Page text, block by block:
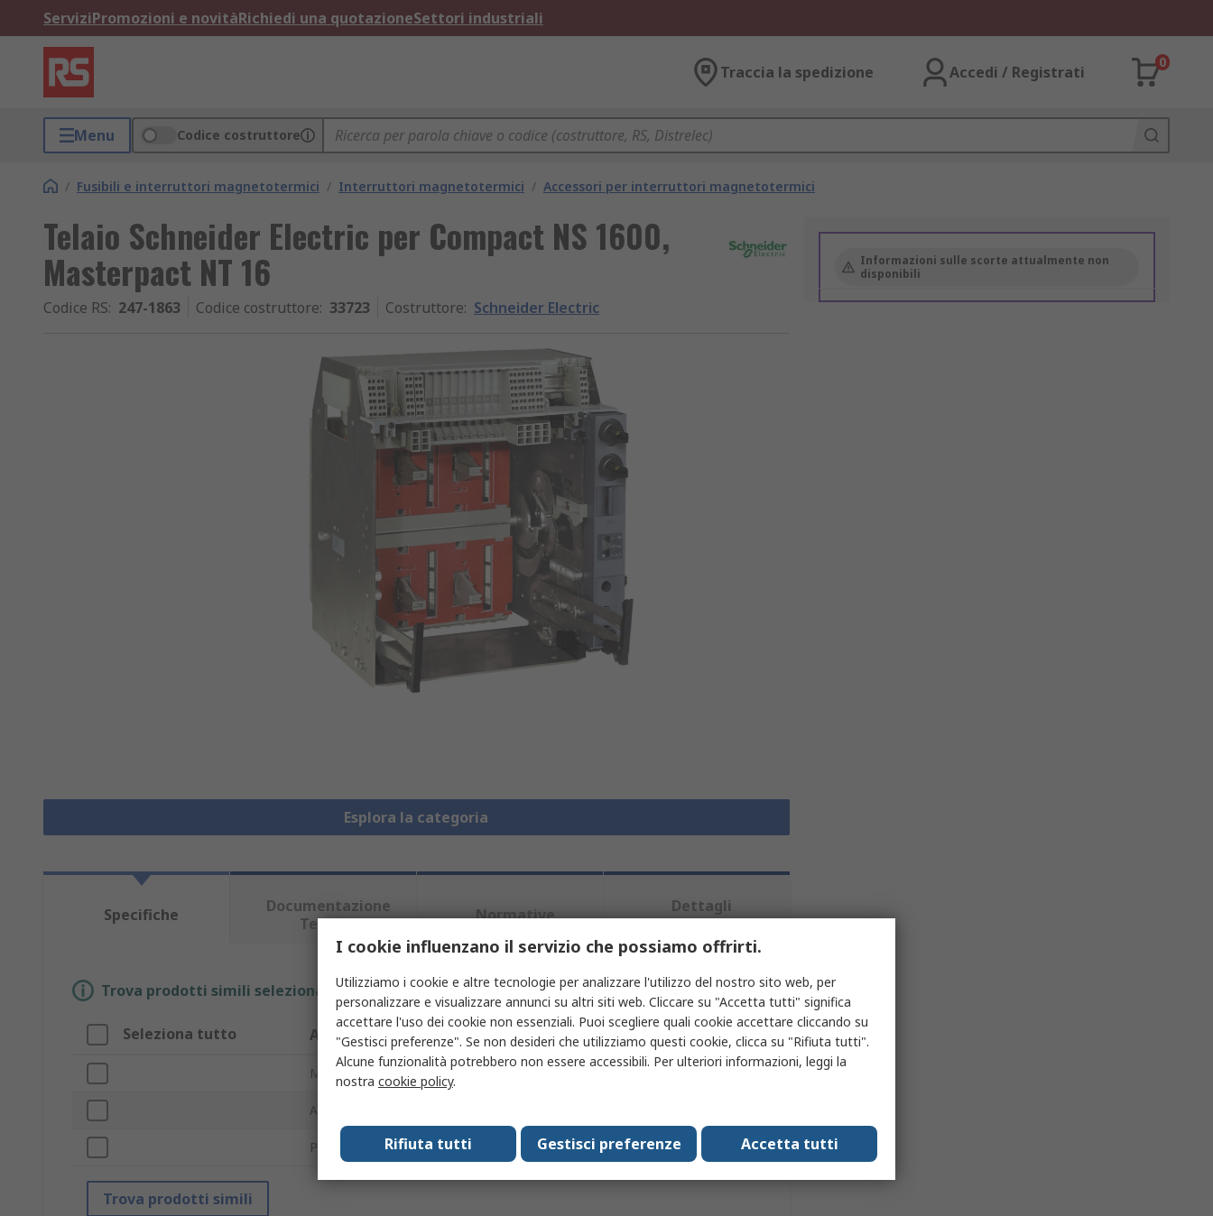
ServiziPromozioni e novitàRichiedi una quotazioneSettori industriali
Traccia la spedizione Accedi / Registrati
0
Menu Codice costruttore
/ Fusibili e interruttori magnetotermici / Interruttori magnetotermici / Accessori per interruttori magnetotermici
Telaio Schneider Electric per Compact NS 1600,
Masterpact NT 16
Codice RS: 247-1863 Codice costruttore: 33723 Costruttore: Schneider Electric
Esplora la categoria
Informazioni sulle scorte attualmente non
disponibili
Specifiche
Documentazione
Tecnica
Normative
Dettagli
prodotto
Trova prodotti simili selezionando uno o più attributi.
Seleziona tutto Attributo Valore
Marchio
Accessori
Per utilizzo con Compact NS 1600, Masterpact NT 16
Trova prodotti simili
I cookie influenzano il servizio che possiamo offrirti.
Utilizziamo i cookie e altre tecnologie per analizzare l'utilizzo del nostro sito web, per
personalizzare e visualizzare annunci su altri siti web. Cliccare su "Accetta tutti" significa
accettare l'uso dei cookie non essenziali. Puoi scegliere quali cookie accettare cliccando su
"Gestisci preferenze". Se non desideri che utilizziamo questi cookie, clicca su "Rifiuta tutti".
Alcune funzionalità potrebbero non essere accessibili. Per ulteriori informazioni, leggi la
nostra cookie policy.
Accetta tutti
Gestisci preferenze
Rifiuta tutti